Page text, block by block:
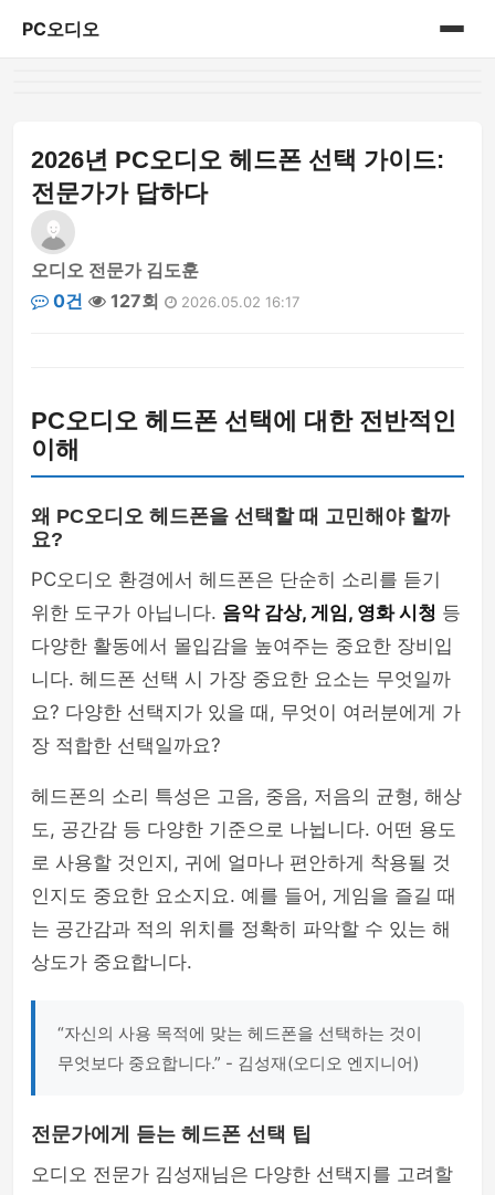
PC오디오
2026년 PC오디오 헤드폰 선택 가이드:
전문가가 답하다
오디오 전문가 김도훈
0건
127회 2026.05.02 16:17
PC오디오 헤드폰 선택에 대한 전반적인
이해
왜 PC오디오 헤드폰을 선택할 때 고민해야 할까
요?
PC오디오 환경에서 헤드폰은 단순히 소리를 듣기
위한 도구가 아닙니다. 음악 감상, 게임, 영화 시청 등
다양한 활동에서 몰입감을 높여주는 중요한 장비입
니다. 헤드폰 선택 시 가장 중요한 요소는 무엇일까
요? 다양한 선택지가 있을 때, 무엇이 여러분에게 가
장 적합한 선택일까요?
헤드폰의 소리 특성은 고음, 중음, 저음의 균형, 해상
도, 공간감 등 다양한 기준으로 나뉩니다. 어떤 용도
로 사용할 것인지, 귀에 얼마나 편안하게 착용될 것
인지도 중요한 요소지요. 예를 들어, 게임을 즐길 때
는 공간감과 적의 위치를 정확히 파악할 수 있는 해
상도가 중요합니다.
“자신의 사용 목적에 맞는 헤드폰을 선택하는 것이
무엇보다 중요합니다.” - 김성재(오디오 엔지니어)
전문가에게 듣는 헤드폰 선택 팁
오디오 전문가 김성재님은 다양한 선택지를 고려할